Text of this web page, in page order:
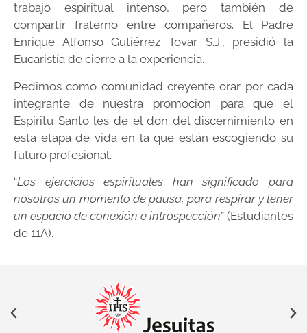
trabajo espiritual intenso, pero también de
compartir fraterno entre compañeros. El Padre
Enrique Alfonso Gutiérrez Tovar S.J., presidió la
Eucaristía de cierre a la experiencia.
Pedimos como comunidad creyente orar por cada
integrante de nuestra promoción para que el
Espíritu Santo les dé el don del discernimiento en
esta etapa de vida en la que están escogiendo su
futuro profesional.
“Los ejercicios espirituales han significado para
nosotros un momento de pausa, para respirar y tener
un espacio de conexión e introspección” (Estudiantes
de 11A).